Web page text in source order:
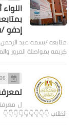
إدفو
متابعه /بسمه عبد
كريمه بمواصلة المرور
06 أغسطس 2022
لمعرفة
الطلاب 👇👇👇👇👇👇👇👇👇 https://g12.emis.gov.eg/ وال…